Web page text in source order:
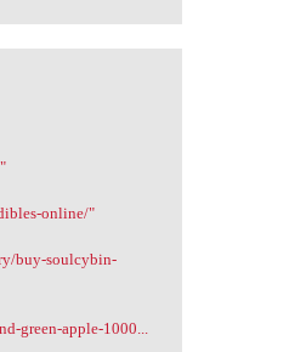
online/"
buy-soulcybin-
green-apple-1000...